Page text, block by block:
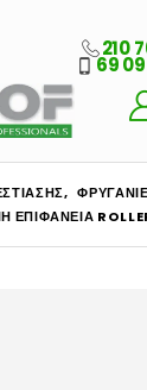
210
69 09
,
ΕΠΙΦΆΝΕΙΑ